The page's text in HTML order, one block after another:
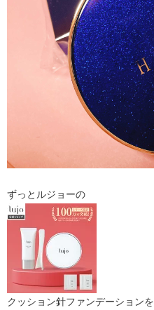
ずっとルジョーの
クッション針ファンデーションを